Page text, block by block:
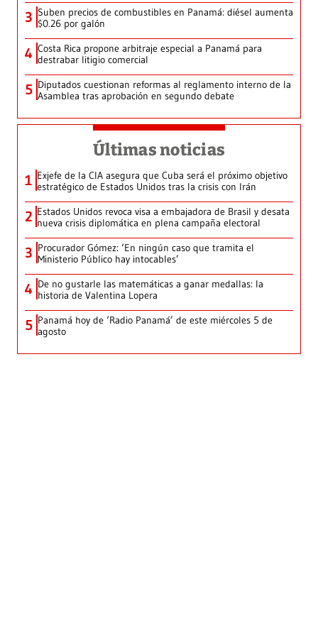
3 Suben precios de combustibles en Panamá: diésel aumenta
$0.26 por galón
4 Costa Rica propone arbitraje especial a Panamá para
destrabar litigio comercial
5 Diputados cuestionan reformas al reglamento interno de la
Asamblea tras aprobación en segundo debate
Últimas noticias
1 Exjefe de la CIA asegura que Cuba será el próximo objetivo
estratégico de Estados Unidos tras la crisis con Irán
2 Estados Unidos revoca visa a embajadora de Brasil y desata
nueva crisis diplomática en plena campaña electoral
3 Procurador Gómez: ‘En ningún caso que tramita el
Ministerio Público hay intocables’
4 De no gustarle las matemáticas a ganar medallas: la
historia de Valentina Lopera
5 Panamá hoy de ‘Radio Panamá’ de este miércoles 5 de
agosto